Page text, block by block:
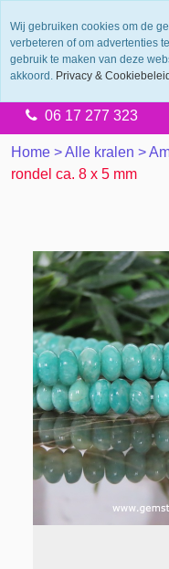
Levering 2
Gratis verzending
06 17 277 323
Home >Alle kralen >
rondel ca. 8 x 5 mm
Wij gebruiken cookies om de
verbeteren of om advertenties
gebruik te maken van deze
akkoord. Privacy & Cookiebeleid